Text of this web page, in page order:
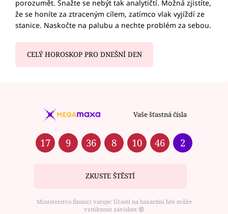
porozumět. Snažte se nebýt tak analytičtí. Možná zjistíte,
že se honíte za ztraceným cílem, zatímco vlak vyjíždí ze
stanice. Naskočte na palubu a nechte problém za sebou.
CELÝ HOROSKOP PRO DNEŠNÍ DEN
Vaše šťastná čísla
17 9 36 8 10 46 2
ZKUSTE ŠTĚSTÍ
Ministerstvo financí varuje: Účastí na hazardní hře může
vzniknout závislost ⑱